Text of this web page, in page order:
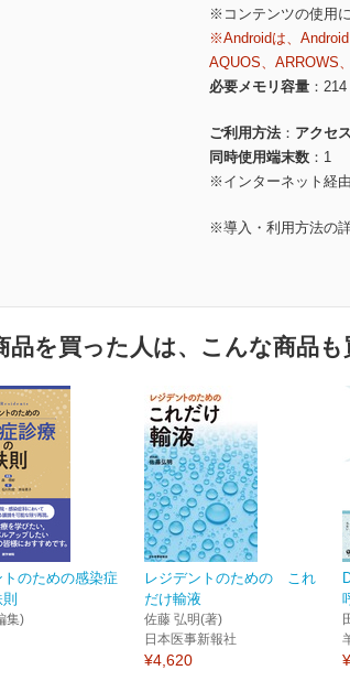
※コンテンツの使用
※Androidは、
AQUOS、ARROWS
必要メモリ容量
ご利用方法
アクセ
同時使用端末数
1
※インターネット経
※導入・利用方法の
品を買った人は、こんな商品も
トのための感染症
集)
レジデントのための これ
だけ輸液
佐藤 弘明(著)
日本医事新報社
¥4,620